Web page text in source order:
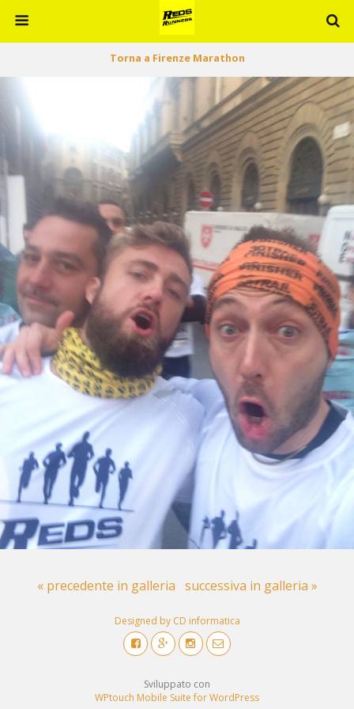
Torna a Firenze Marathon
« precedente in galleria successiva in galleria »
Designed by CD informatica
Sviluppato con
WPtouch Mobile Suite for WordPress